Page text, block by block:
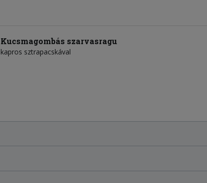
Kucsmagombás szarvasragu
kapros sztrapacskával